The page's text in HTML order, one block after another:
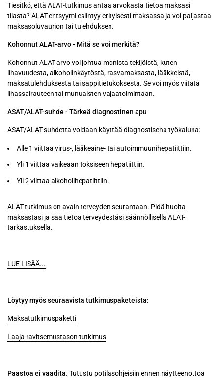
Tiesitkö, että ALAT-tutkimus antaa arvokasta tietoa maksasi
tilasta? ALAT-entsyymi esiintyy erityisesti maksassa ja voi paljastaa
maksasoluvaurion tai tulehduksen.
Kohonnut ALAT-arvo - Mitä se voi merkitä?
Kohonnut ALAT-arvo voi johtua monista tekijöistä, kuten
lihavuudesta, alkoholinkäytöstä, rasvamaksasta, lääkkeistä,
maksatulehduksesta tai sappitietukoksesta. Se voi myös viitata
lihassairauteen tai munuaisten vajaatoimintaan.
ASAT/ALAT-suhde - Tärkeä diagnostinen apu
ASAT/ALAT-suhdetta voidaan käyttää diagnostisena työkaluna:
Alle 1 viittaa virus-, lääkeaine- tai autoimmuunihepatiittiin.
Yli 1 viittaa vaikeaan toksiseen hepatiittiin.
Yli 2 viittaa alkoholihepatiittiin.
ALAT-tutkimus on avain terveyden seurantaan. Pidä huolta
maksastasi ja saa tietoa terveydestäsi säännöllisellä ALAT-
tarkastuksella.
LUE LISÄÄ...
Löytyy myös seuraavista tutkimuspaketeista:
Maksatutkimuspaketti
Laaja ravitsemustason tutkimus
Paastoa ei vaadita. Tutustu potilasohjeisiin ennen näytteenottoa